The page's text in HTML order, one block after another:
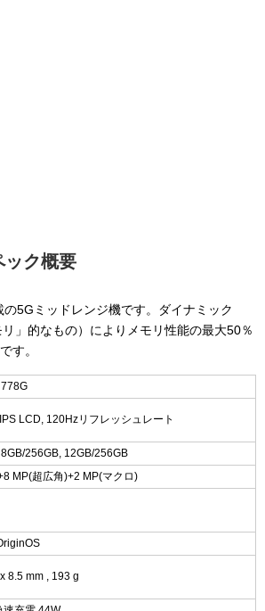
ク概要
5Gミッドレンジ機です。ダイナミック
」的なもの）によりメモリ性能の最大50％
す。
LCD, 120Hzリフレッシュレート
256GB, 12GB/256GB
MP(超広角)+2 MP(マクロ)
8.5 mm , 193 g